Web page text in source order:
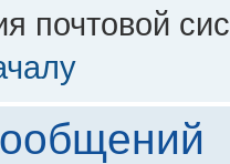
почтовой